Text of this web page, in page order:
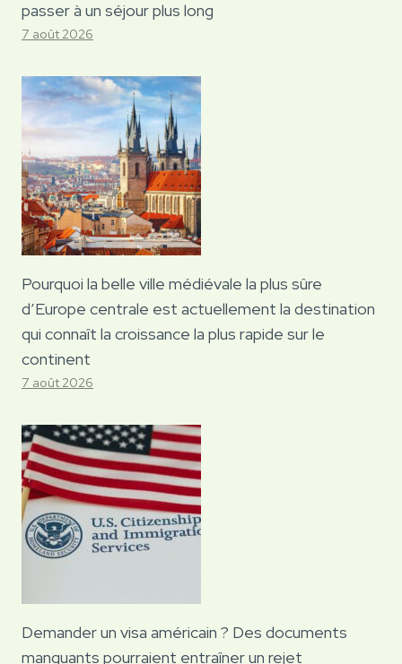
passer à un séjour plus long
7 août 2026
Pourquoi la belle ville médiévale la plus sûre
d’Europe centrale est actuellement la destination
qui connaît la croissance la plus rapide sur le
continent
7 août 2026
Demander un visa américain ? Des documents
manquants pourraient entraîner un rejet